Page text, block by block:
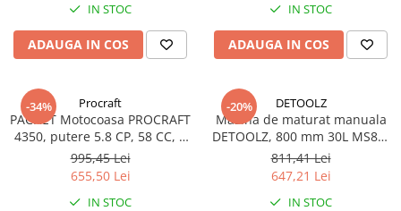
IN STOC
ADAUGA IN COS
IN STOC
ADAUGA IN COS
-34% Procraft
PACHET Motocoasa PROCRAFT
4350, putere 5.8 CP, 58 CC, 5
accesorii, 4 moduri de taiere +
Dispozitiv cap de drujba, de
taiat crengile la inaltime
995,45 Lei
655,50 Lei
IN STOC
-20% DETOOLZ
Masina de maturat manuala
DETOOLZ, 800 mm 30L MS80-
A, DZ-CI101
811,41 Lei
647,21 Lei
IN STOC